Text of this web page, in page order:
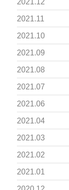
2021.12
2021.11
2021.10
2021.09
2021.08
2021.07
2021.06
2021.04
2021.03
2021.02
2021.01